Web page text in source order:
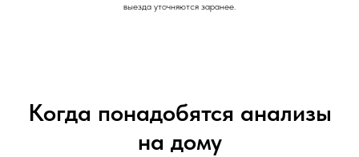
выезда уточняются заранее.
Когда понадобятся анализы
на дому